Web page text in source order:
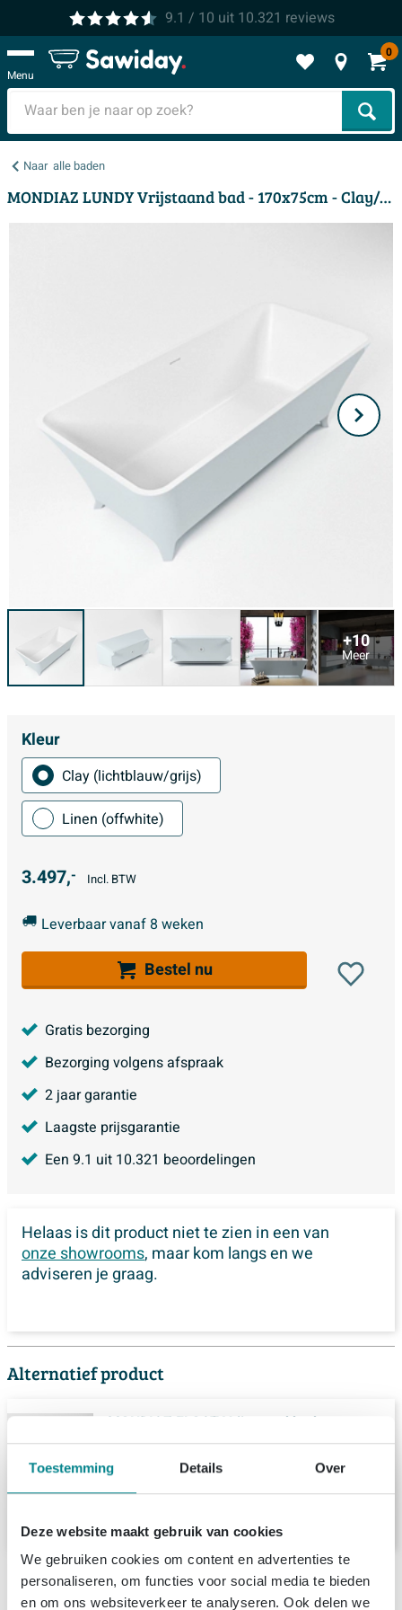
Toestemming Details Over
Deze website maakt gebruik van cookies
We gebruiken cookies om content en advertenties te
personaliseren, om functies voor social media te bieden
en om ons websiteverkeer te analyseren. Ook delen we
9.1 / 10 uit 10.321 reviews
Menu
0
Naar alle baden
MONDIAZ LUNDY Vrijstaand bad - 170x75cm - Clay/talc
+10
Meer
Kleur
Clay (lichtblauw/grijs)
Linen (offwhite)
3.497,- Incl. BTW
Leverbaar vanaf 8 weken
Bestel nu
Gratis bezorging
Bezorging volgens afspraak
2 jaar garantie
Laagste prijsgarantie
Een 9.1 uit 10.321 beoordelingen
Helaas is dit product niet te zien in een van
onze showrooms, maar kom langs en we
adviseren je graag.
Alternatief product
MONDIAZ FLOAT Vrijstaand bad -
170x80cm - kleur Plata / Plata
Levering: 8 - 9 weken
Productinformatie